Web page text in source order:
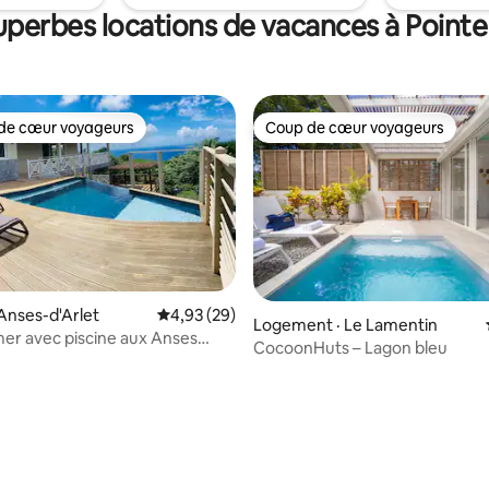
locations de vacances à
cœur voyageurs parmi les plus aimés
cœur voyageurs
d'Arlet Note moyenne de 4,93 sur 5, 29
4,93 (29)
avec piscine aux Anses
Coup de cœur voyageurs
Coup de cœur voyageurs
Logement · Le Lamentin
CocoonHuts – Lagon bleu